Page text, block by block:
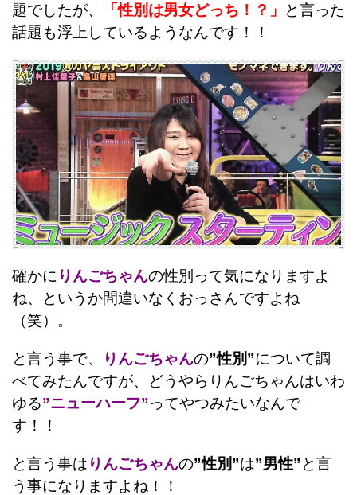
題でしたが、
「性別は男女どっち！？」
と言った
話題も浮上しているようなんです！！
確かに りんごちゃんの性別って気になりますよ
ね、というか間違いなくおっさんですよね
（笑）。
と言う事で、 りんごちゃんの”性別”について調
べてみたんですが、どうやらりんごちゃんはいわ
ゆる”ニューハーフ”ってやつみたいなんで
す！！
と言う事は りんごちゃんの”性別”は”男性”と言
う事になりますよね！！